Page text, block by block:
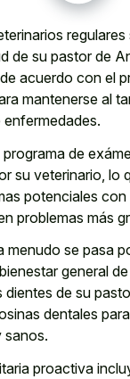
de su pastor de
acuerdo con el
mantenerse al
programa de
su veterinario, lo
potenciales
problemas más
menudo se pasa
general
dientes de su
dentales
sanos.
proactiva